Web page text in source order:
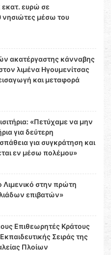
εκατ. ευρώ σε
νησιώτες μέσω του
ακατέργαστης κάνναβης
λιμένα Ηγουμενίτσας
και μεταφορά
«Πετύχαμε να μην
για δεύτερη
για συγκράτηση και
εν μέσω πολέμου»
Λιμενικό στην πρώτη
επιβατών»
Επιθεωρητές Κράτους
Σειράς της
Πλοίων